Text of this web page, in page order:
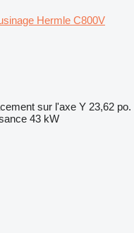
Hermle C800V
sur l'axe Y 23,62 po.
43 kW